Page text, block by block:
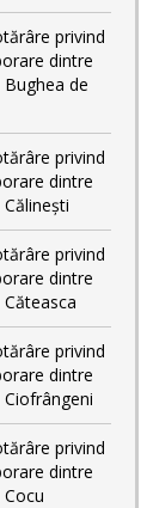
privind
dintre
Bughea de
privind
dintre
privind
dintre
privind
dintre
Ciofrângeni
privind
dintre